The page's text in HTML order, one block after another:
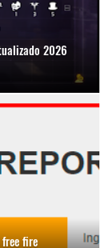
2026
fire